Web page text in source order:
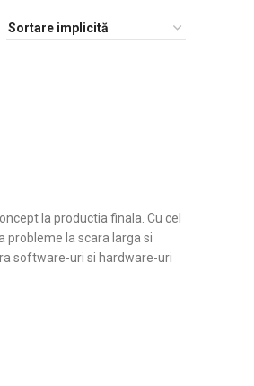
la productia finala. Cu cel
probleme la scara larga si
software-uri si hardware-uri